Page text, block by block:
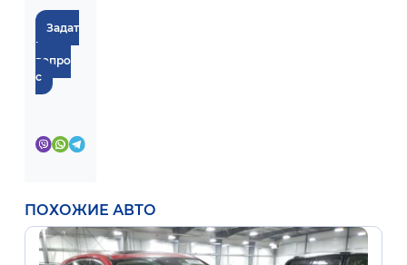
Задат
ь
вопро
с
ПОХОЖИЕ АВТО